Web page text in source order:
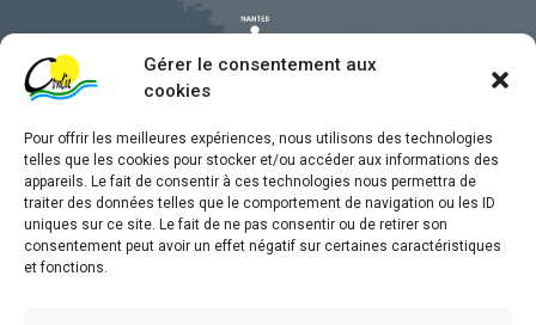
Gérer le consentement aux
cookies
Pour offrir les meilleures expériences, nous utilisons des technologies
telles que les cookies pour stocker et/ou accéder aux informations des
appareils. Le fait de consentir à ces technologies nous permettra de
traiter des données telles que le comportement de navigation ou les ID
uniques sur ce site. Le fait de ne pas consentir ou de retirer son
consentement peut avoir un effet négatif sur certaines caractéristiques
et fonctions.
Mentions légales